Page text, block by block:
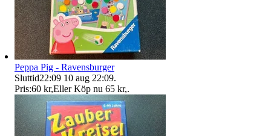
Peppa Pig - Ravensburger
Sluttid22:09 10 aug 22:09.
Pris:60 kr,Eller Köp nu 65 kr,.